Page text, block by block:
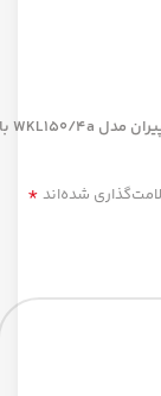
اولین کسی باشید که دیدگاهی می نویسد “بوستر پمپ پمپیران مدل WKL150/4a با
شده‌اند *